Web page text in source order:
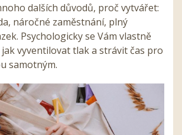
dalších důvodů, proč vytvářet:
náročné zaměstnání, plný
Psychologicky se Vám vlastně
vyventilovat tlak a strávit čas pro
samotným.